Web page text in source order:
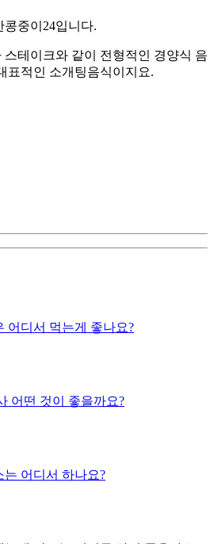
중이24입니다.
스테이크와 같이 전형적인 경양식 음
표적인 소개팅음식이지요.
어디서 먹는게 좋나요?
어떤 것이 좋을까요?
는 어디서 하나요?